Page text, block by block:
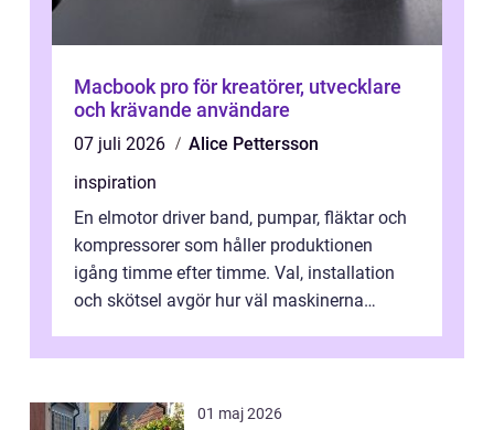
Macbook pro för kreatörer, utvecklare
och krävande användare
07 juli 2026
Alice Pettersson
inspiration
En elmotor driver band, pumpar, fläktar och
kompressorer som håller produktionen
igång timme efter timme. Val, installation
och skötsel avgör hur väl maskinerna
01 maj 2026